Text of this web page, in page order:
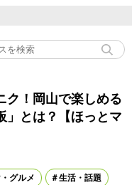
ク！岡山で楽しめる
」とは？【ほっとマ
グルメ 生活・話題